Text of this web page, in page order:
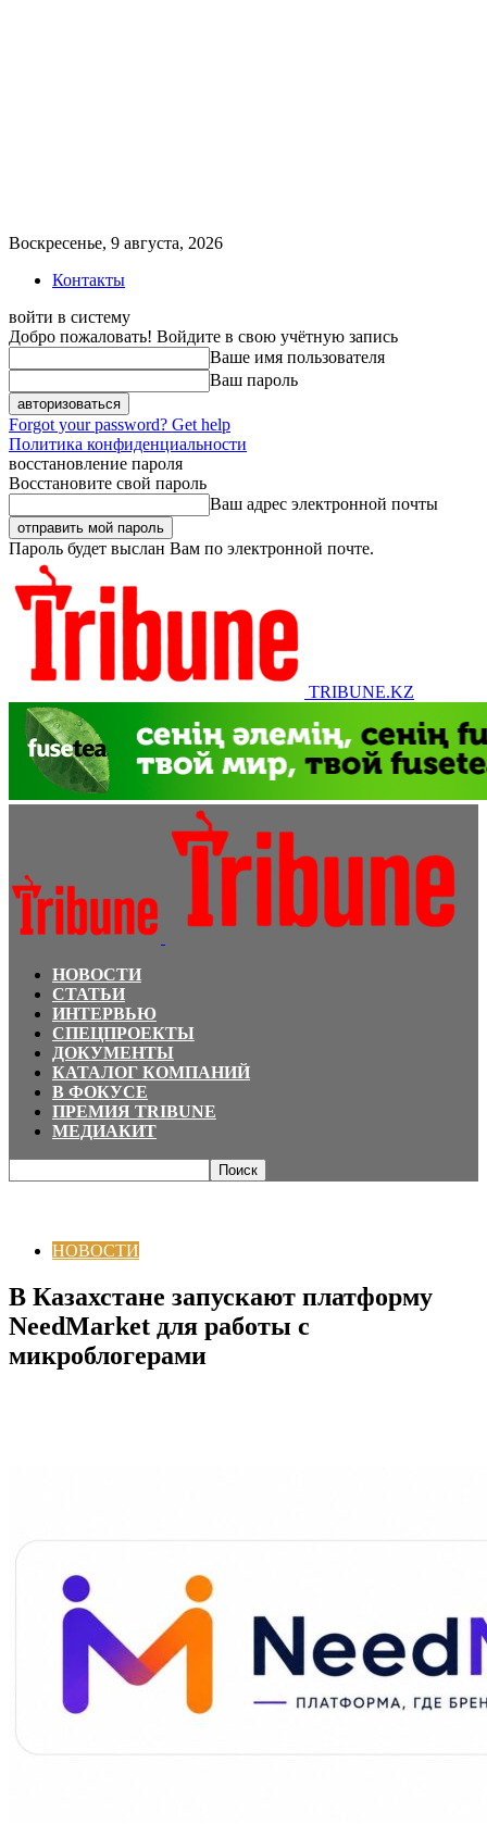
Воскресенье, 9 августа, 2026
Контакты
войти в систему
Добро пожаловать! Войдите в свою учётную запись
Ваше имя пользователя
Ваш пароль
Forgot your password? Get help
Политика конфиденциальности
восстановление пароля
Восстановите свой пароль
Ваш адрес электронной почты
Пароль будет выслан Вам по электронной почте.
TRIBUNE.KZ
НОВОСТИ
СТАТЬИ
ИНТЕРВЬЮ
СПЕЦПРОЕКТЫ
ДОКУМЕНТЫ
КАТАЛОГ КОМПАНИЙ
В ФОКУСЕ
ПРЕМИЯ TRIBUNE
МЕДИАКИТ
НОВОСТИ
В Казахстане запускают платформу
NeedMarket для работы с
микроблогерами